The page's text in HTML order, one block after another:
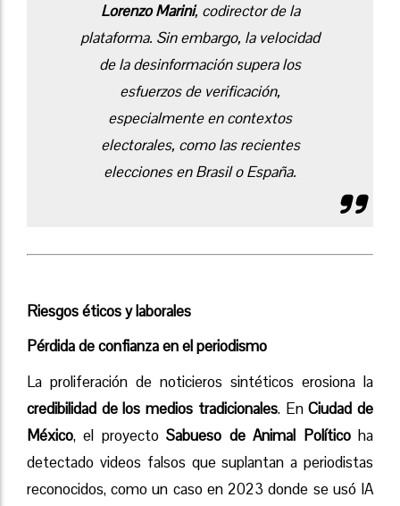
Lorenzo Marini, codirector de la
plataforma. Sin embargo, la velocidad
de la desinformación supera los
esfuerzos de verificación,
especialmente en contextos
electorales, como las recientes
elecciones en Brasil o España.
Riesgos éticos y laborales
Pérdida de confianza en el periodismo
La proliferación de noticieros sintéticos erosiona la
credibilidad de los medios tradicionales. EnCiudad de
México, el proyectoSabueso de Animal Políticoha
detectado videos falsos que suplantan a periodistas
reconocidos, como un caso en 2023 donde se usó IA